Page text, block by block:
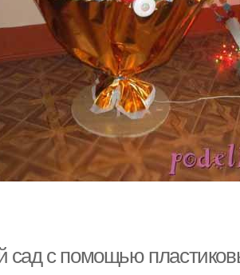
сад с помощью